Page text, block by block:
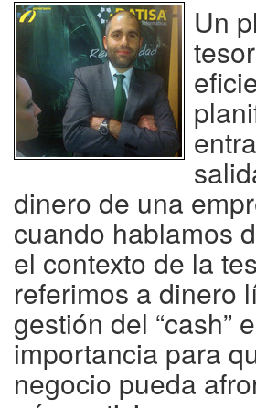
Un
dinero de una
cuando hablamos
el contexto de la
referimos a dinero
gestión del “cash”
importancia para
negocio pueda